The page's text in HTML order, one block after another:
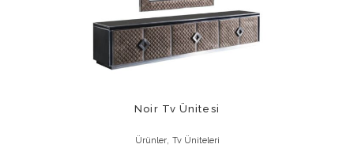
Noir Tv Ünitesi
Ürünler, Tv Üniteleri